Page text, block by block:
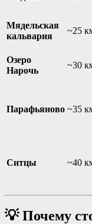
Мядельская
кальвария
~25
Озеро
Нарочь
~30
Парафьяново ~35
Ситцы ~40
💡 Почему